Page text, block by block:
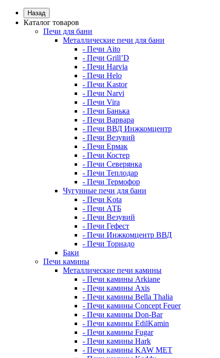
Назад
Каталог товаров
Печи для бани
Металлические печи для бани
- Печи Aito
- Печи Grill’D
- Печи Harvia
- Печи Helo
- Печи Kastor
- Печи Narvi
- Печи Vira
- Печи Банька
- Печи Варвара
- Печи ВВД Инжкомцентр
- Печи Везувий
- Печи Ермак
- Печи Костер
- Печи Северянка
- Печи Теплодар
- Печи Термофор
Чугунные печи для бани
- Печи Kota
- Печи АТБ
- Печи Везувий
- Печи Гефест
- Печи Инжкомцентр ВВД
- Печи Торнадо
Баки
Печи камины
Металлические печи камины
- Печи камины Arkiane
- Печи камины Axis
- Печи камины Bella Thalia
- Печи камины Concept Feuer
- Печи камины Don-Bar
- Печи камины EdilKamin
- Печи камины Fugar
- Печи камины Hark
- Печи камины KAW MET